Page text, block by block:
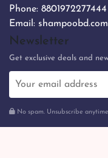
Phone: 8801972277444
Email:
Newsletter
Get exclusive deals and
No spam. Unsubscribe